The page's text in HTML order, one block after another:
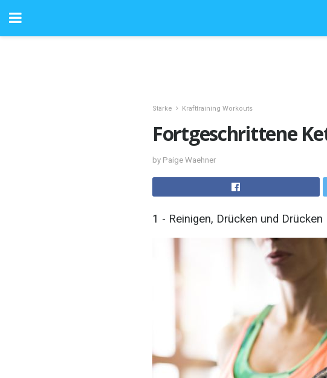
Stärke Krafttraining Workouts
Fortgeschrittene
by Paige Waehner
1 - Reinigen, Drücken und Drücken